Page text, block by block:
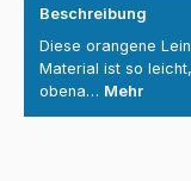
Beschreibung
Diese orangene
Material ist so
obena… Mehr